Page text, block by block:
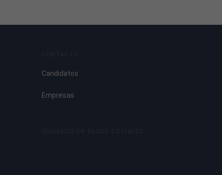
Candidatos
Empresas